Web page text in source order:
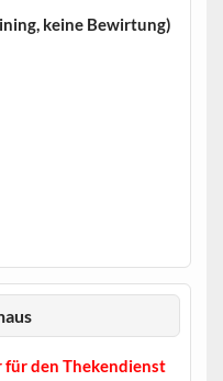
keine Bewirtung)
für den Thekendienst